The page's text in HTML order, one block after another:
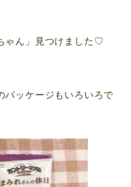
ゃん」見つけました♡
パッケージもいろいろで